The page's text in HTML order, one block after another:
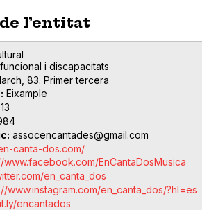
l’entitat
i discapacitats
83. Primer tercera
Eixample
assocencantades@gmail.com
canta-dos.com/
www.facebook.com/EnCantaDosMusica
en_canta_dos
www.instagram.com/en_canta_dos/?hl=es
encantados